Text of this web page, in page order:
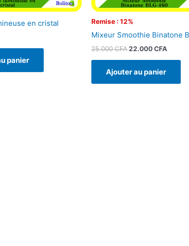
en cristal
panier
Remise : 12%
Mixeur Smoothie Binatone
25.000CFA22.000CFA
Ajouter au panier